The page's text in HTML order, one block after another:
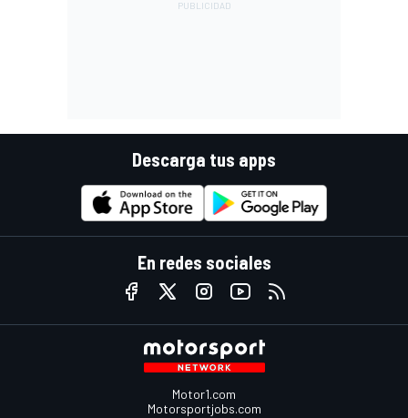
Descarga tus apps
En redes sociales
Motor1.com
Motorsportjobs.com